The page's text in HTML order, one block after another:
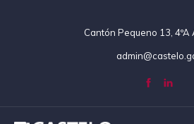
Cantón Pequeno 13, 4ºA